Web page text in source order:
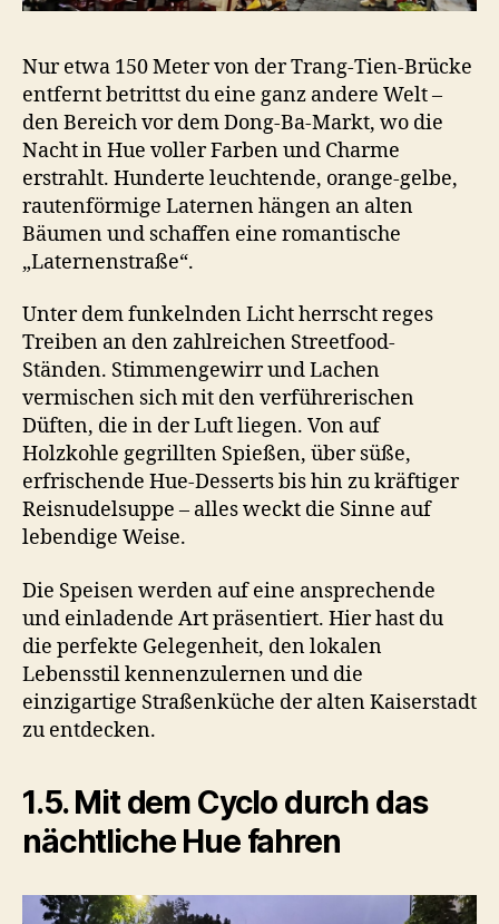
Nur etwa 150 Meter von der Trang-Tien-Brücke
entfernt betrittst du eine ganz andere Welt –
den Bereich vor dem Dong-Ba-Markt, wo die
Nacht in Hue voller Farben und Charme
erstrahlt. Hunderte leuchtende, orange-gelbe,
rautenförmige Laternen hängen an alten
Bäumen und schaffen eine romantische
„Laternenstraße“.
Unter dem funkelnden Licht herrscht reges
Treiben an den zahlreichen Streetfood-
Ständen. Stimmengewirr und Lachen
vermischen sich mit den verführerischen
Düften, die in der Luft liegen. Von auf
Holzkohle gegrillten Spießen, über süße,
erfrischende Hue-Desserts bis hin zu kräftiger
Reisnudelsuppe – alles weckt die Sinne auf
lebendige Weise.
Die Speisen werden auf eine ansprechende
und einladende Art präsentiert. Hier hast du
die perfekte Gelegenheit, den lokalen
Lebensstil kennenzulernen und die
einzigartige Straßenküche der alten Kaiserstadt
zu entdecken.
1.5. Mit dem Cyclo durch das
nächtliche Hue fahren